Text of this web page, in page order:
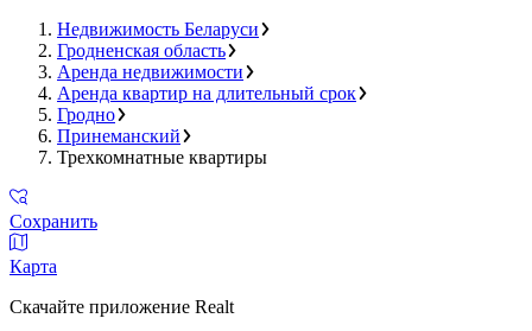
Недвижимость Беларуси
Гродненская область
Аренда недвижимости
Аренда квартир на длительный срок
Гродно
Принеманский
Трехкомнатные квартиры
Сохранить
Карта
Скачайте приложение Realt